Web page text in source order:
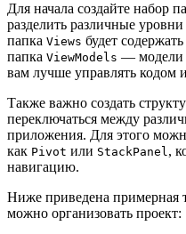
Для начала создайте набор
разделить различные
папка Views будет
папка ViewModels — модели
вам лучше управлять кодом
Также важно создать
переключаться между
приложения. Для этого
как Pivot или StackPanel,
навигацию.
Ниже приведена примерная
можно организовать проект: